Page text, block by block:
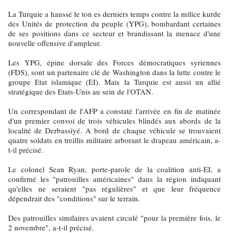
La Turquie a haussé le ton es derniers temps contre la milice kurde
des Unités de protection du peuple (YPG), bombardant certaines
de ses positions dans ce secteur et brandissant la menace d'une
nouvelle offensive d'ampleur.
Les YPG, épine dorsale des Forces démocratiques syriennes
(FDS), sont un partenaire clé de Washington dans la lutte contre le
groupe Etat islamique (EI). Mais la Turquie est aussi un allié
stratégique des Etats-Unis au sein de l'OTAN.
Un correspondant de l'AFP a constaté l'arrivée en fin de matinée
d'un premier convoi de trois véhicules blindés aux abords de la
localité de Derbassiyé. A bord de chaque véhicule se trouvaient
quatre soldats en treillis militaire arborant le drapeau américain, a-
t-il précisé.
Le colonel Sean Ryan, porte-parole de la coalition anti-EI, a
confirmé les "patrouilles américaines" dans la région indiquant
qu'elles ne seraient "pas régulières" et que leur fréquence
dépendrait des "conditions" sur le terrain.
Des patrouilles similaires avaient circulé "pour la première fois, le
2 novembre", a-t-il précisé.